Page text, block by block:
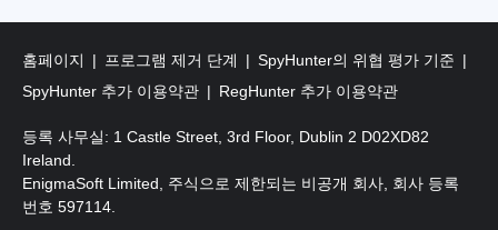
홈페이지 프로그램 제거 단계
SpyHunter의 위협 평가 기준
SpyHunter 추가 이용약관
RegHunter 추가 이용약관
등록 사무실: 1 Castle Street, 3rd Floor, Dublin 2 D02XD82
Ireland.
EnigmaSoft Limited, 주식으로 제한되는 비공개 회사, 회사 등록
번호 597114.